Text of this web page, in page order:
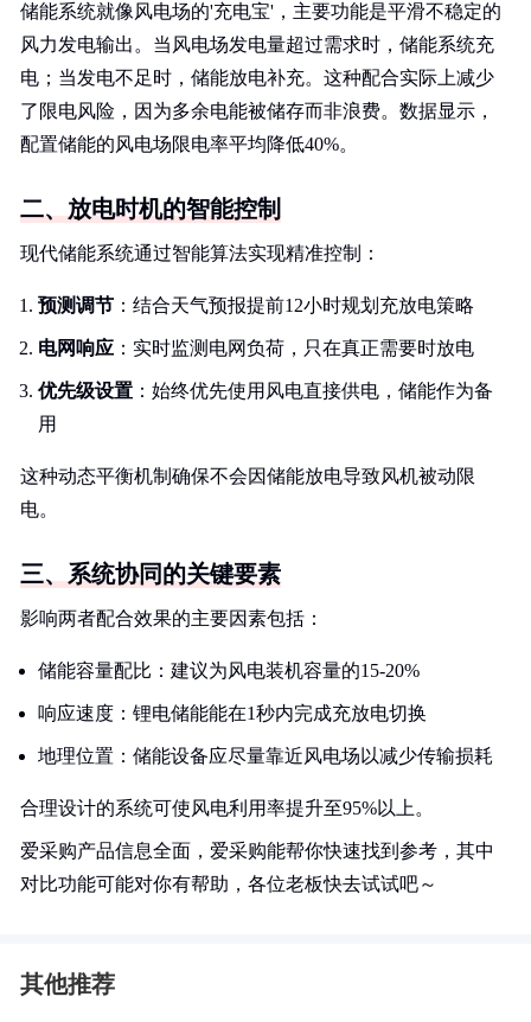
储能系统就像风电场的'充电宝'，主要功能是平滑不稳定的
风力发电输出。当风电场发电量超过需求时，储能系统充
电；当发电不足时，储能放电补充。这种配合实际上减少
了限电风险，因为多余电能被储存而非浪费。数据显示，
配置储能的风电场限电率平均降低40%。
二、放电时机的智能控制
现代储能系统通过智能算法实现精准控制：
预测调节 ：结合天气预报提前12小时规划充放电策略
电网响应 ：实时监测电网负荷，只在真正需要时放电
优先级设置 ：始终优先使用风电直接供电，储能作为备
用
这种动态平衡机制确保不会因储能放电导致风机被动限
电。
三、系统协同的关键要素
影响两者配合效果的主要因素包括：
储能容量配比：建议为风电装机容量的15-20%
响应速度：锂电储能能在1秒内完成充放电切换
地理位置：储能设备应尽量靠近风电场以减少传输损耗
合理设计的系统可使风电利用率提升至95%以上。
爱采购产品信息全面，爱采购能帮你快速找到参考，其中
对比功能可能对你有帮助，各位老板快去试试吧～
其他推荐